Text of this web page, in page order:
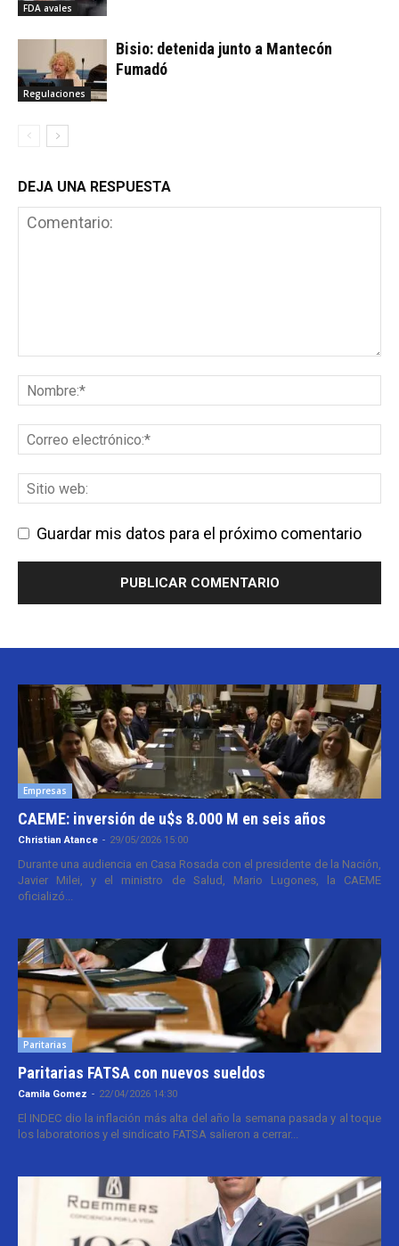
FDA avales
Regulaciones
Bisio: detenida junto a Mantecón
Fumadó
DEJA UNA RESPUESTA
Guardar mis datos para el próximo comentario
Empresas
CAEME: inversión de u$s 8.000 M en seis años
Christian Atance - 29/05/2026 15:00
Durante una audiencia en Casa Rosada con el presidente de la Nación,
Javier Milei, y el ministro de Salud, Mario Lugones, la CAEME
oficializó...
Paritarias
Paritarias FATSA con nuevos sueldos
Camila Gomez - 22/04/2026 14:30
El INDEC dio la inflación más alta del año la semana pasada y al toque
los laboratorios y el sindicato FATSA salieron a cerrar...